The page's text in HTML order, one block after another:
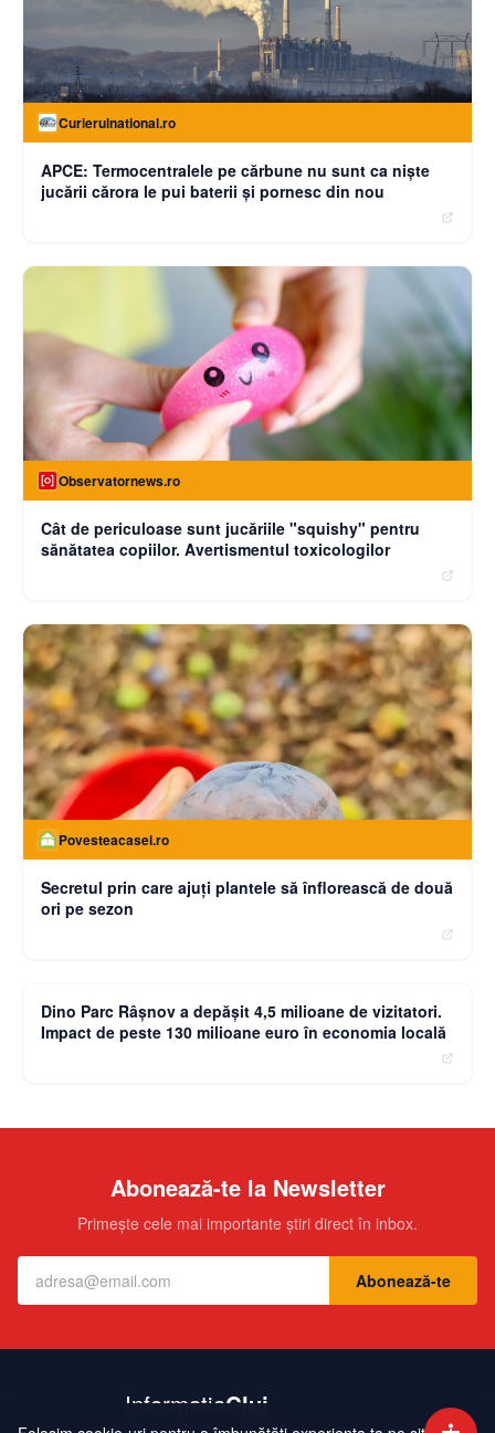
Curierulnational.ro
APCE: Termocentralele pe cărbune nu sunt ca niște
jucării cărora le pui baterii și pornesc din nou
Observatornews.ro
Cât de periculoase sunt jucăriile "squishy" pentru
sănătatea copiilor. Avertismentul toxicologilor
Povesteacasei.ro
Secretul prin care ajuți plantele să înflorească de două
ori pe sezon
Dino Parc Râșnov a depășit 4,5 milioane de vizitatori.
Impact de peste 130 milioane euro în economia locală
Abonează-te la Newsletter
Primește cele mai importante știri direct în inbox.
Abonează-te